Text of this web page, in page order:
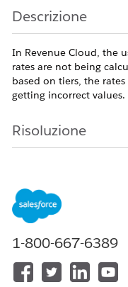
Descrizione
In Revenue Cloud, the
rates are not being
based on tiers, the
getting incorrect values.
Risoluzione
recommended decision
Rate Card Entry ID'.
2. Activate the newly
Summary statue to
Quote.
3. Now on Usage
observe the rates.
1-800-667-6389